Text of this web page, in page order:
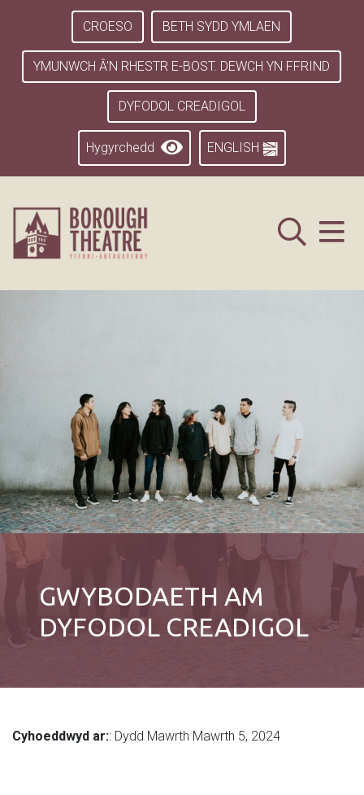
CROESO BETH SYDD YMLAEN
YMUNWCH Â’N RHESTR E-BOST. DEWCH YN FFRIND
DYFODOL CREADIGOL
Hygyrchedd ENGLISH
GWYBODAETH AM
DYFODOL CREADIGOL
Cyhoeddwyd ar:: Dydd Mawrth Mawrth 5, 2024